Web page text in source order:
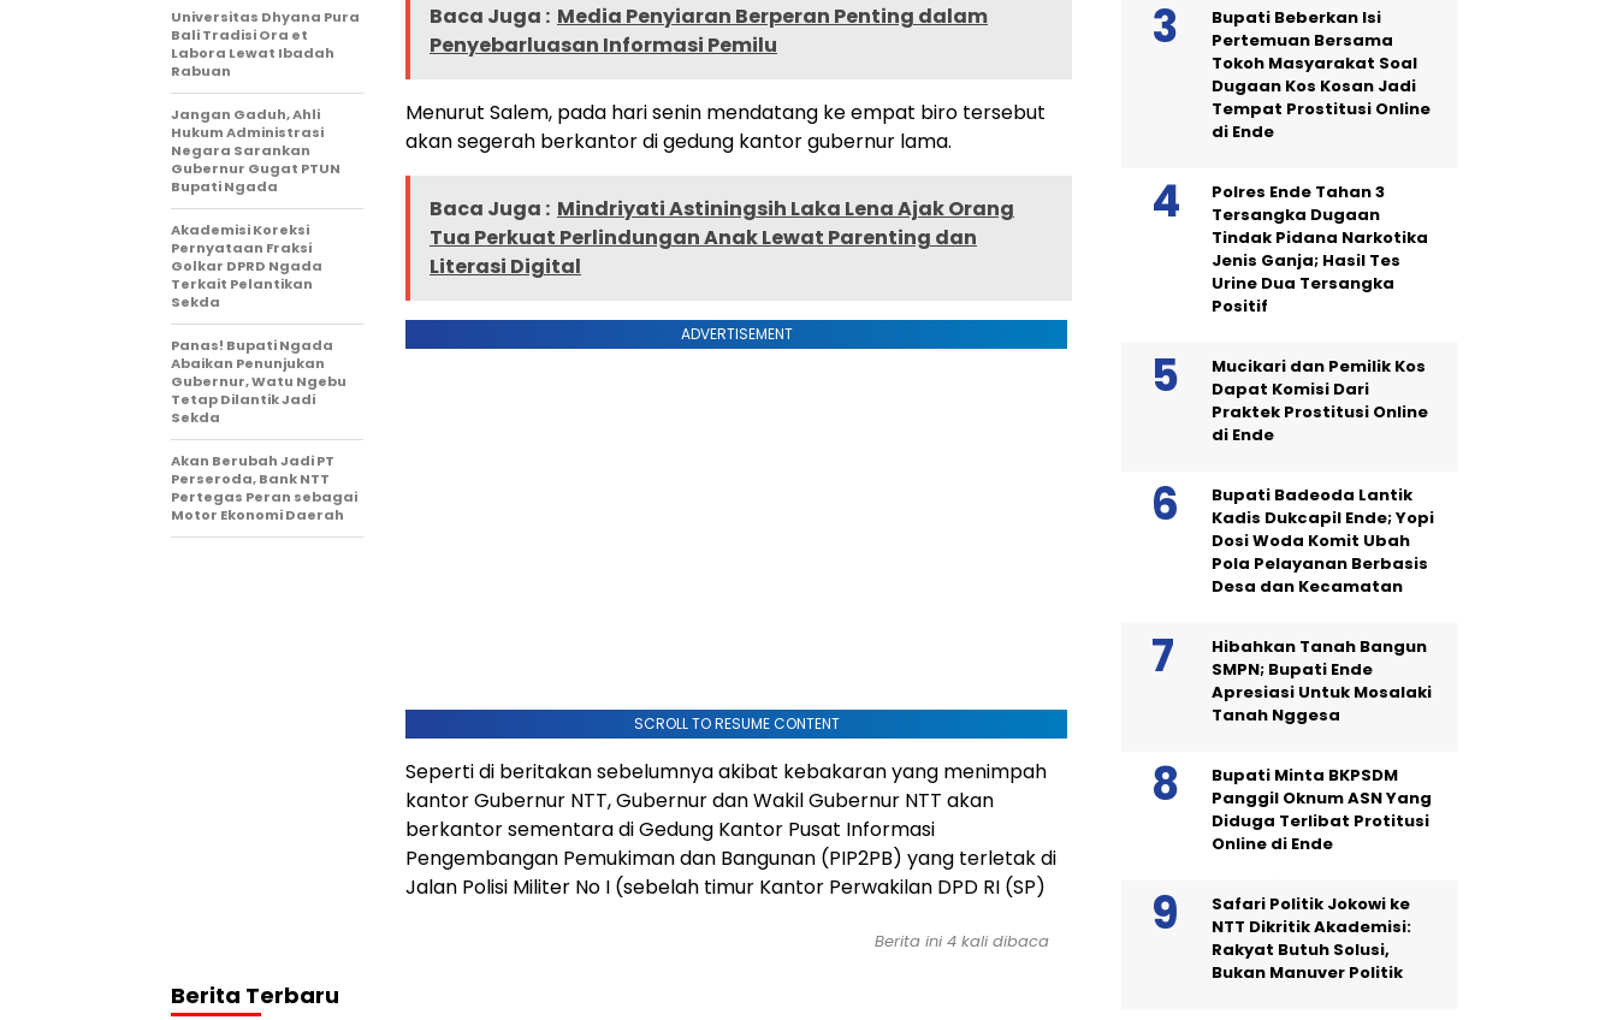
Baca Juga : Media Penyiaran Berperan Penting dalam
Penyebarluasan Informasi Pemilu
Menurut Salem, pada hari senin mendatang ke empat biro tersebut
akan segerah berkantor di gedung kantor gubernur lama.
Baca Juga : Mindriyati Astiningsih Laka Lena Ajak Orang
Tua Perkuat Perlindungan Anak Lewat Parenting dan
Literasi Digital
ADVERTISEMENT
SCROLL TO RESUME CONTENT
Seperti di beritakan sebelumnya akibat kebakaran yang menimpah
kantor Gubernur NTT, Gubernur dan Wakil Gubernur NTT akan
berkantor sementara di Gedung Kantor Pusat Informasi
Pengembangan Pemukiman dan Bangunan (PIP2PB) yang terletak di
Jalan Polisi Militer No I (sebelah timur Kantor Perwakilan DPD RI (SP)
Universitas Dhyana Pura
Bali Tradisi Ora et
Labora Lewat Ibadah
Rabuan
Jangan Gaduh, Ahli
Hukum Administrasi
Negara Sarankan
Gubernur Gugat PTUN
Bupati Ngada
Akademisi Koreksi
Pernyataan Fraksi
Golkar DPRD Ngada
Terkait Pelantikan
Sekda
Panas! Bupati Ngada
Abaikan Penunjukan
Gubernur, Watu Ngebu
Tetap Dilantik Jadi
Sekda
Akan Berubah Jadi PT
Perseroda, Bank NTT
Pertegas Peran sebagai
Motor Ekonomi Daerah
Berita ini 4 kali dibaca
Berita Terbaru
Bupati Beberkan Isi
Pertemuan Bersama
Tokoh Masyarakat Soal
Dugaan Kos Kosan Jadi
Tempat Prostitusi Online
di Ende
Polres Ende Tahan 3
Tersangka Dugaan
Tindak Pidana Narkotika
Jenis Ganja; Hasil Tes
Urine Dua Tersangka
Positif
Mucikari dan Pemilik Kos
Dapat Komisi Dari
Praktek Prostitusi Online
di Ende
Bupati Badeoda Lantik
Kadis Dukcapil Ende; Yopi
Dosi Woda Komit Ubah
Pola Pelayanan Berbasis
Desa dan Kecamatan
Hibahkan Tanah Bangun
SMPN; Bupati Ende
Apresiasi Untuk Mosalaki
Tanah Nggesa
Bupati Minta BKPSDM
Panggil Oknum ASN Yang
Diduga Terlibat Protitusi
Online di Ende
Safari Politik Jokowi ke
NTT Dikritik Akademisi:
Rakyat Butuh Solusi,
Bukan Manuver Politik